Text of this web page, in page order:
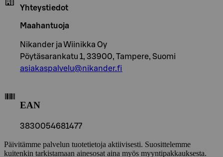
Yhteystiedot
Maahantuoja
Nikander ja Wiinikka Oy
Pöytäsarankatu 1, 33900, Tampere, Suomi
asiakaspalvelu@nikander.fi
EAN
3830054681477
Päivitämme palvelun tuotetietoja aktiivisesti. Suosittelemme
kuitenkin tarkistamaan ainesosat aina myös myyntipakkauksesta.